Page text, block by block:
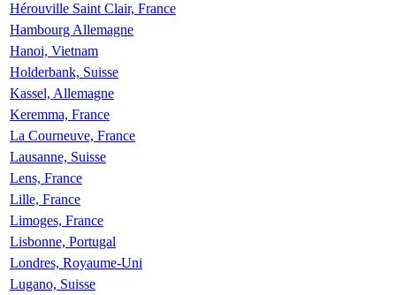
Hérouville Saint Clair, France
Hambourg Allemagne
Hanoi, Vietnam
Holderbank, Suisse
Kassel, Allemagne
Keremma, France
La Courneuve, France
Lausanne, Suisse
Lens, France
Lille, France
Limoges, France
Lisbonne, Portugal
Londres, Royaume-Uni
Lugano, Suisse